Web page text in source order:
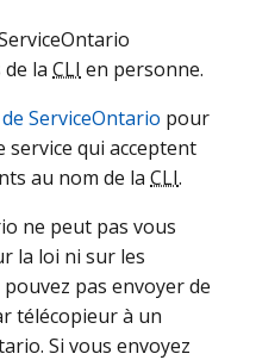
la CLI en personne.
ServiceOntario pour
service qui acceptent
au nom de la CLI.
ne peut pas vous
la loi ni sur les
pouvez pas envoyer de
télécopieur à un
Si vous envoyez